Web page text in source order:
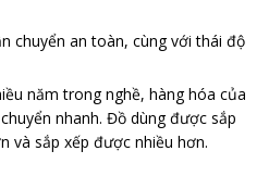
chuyển an toàn, cùng với thái độ
năm trong nghề, hàng hóa của
nhanh. Đồ dùng được sắp
và sắp xếp được nhiều hơn.